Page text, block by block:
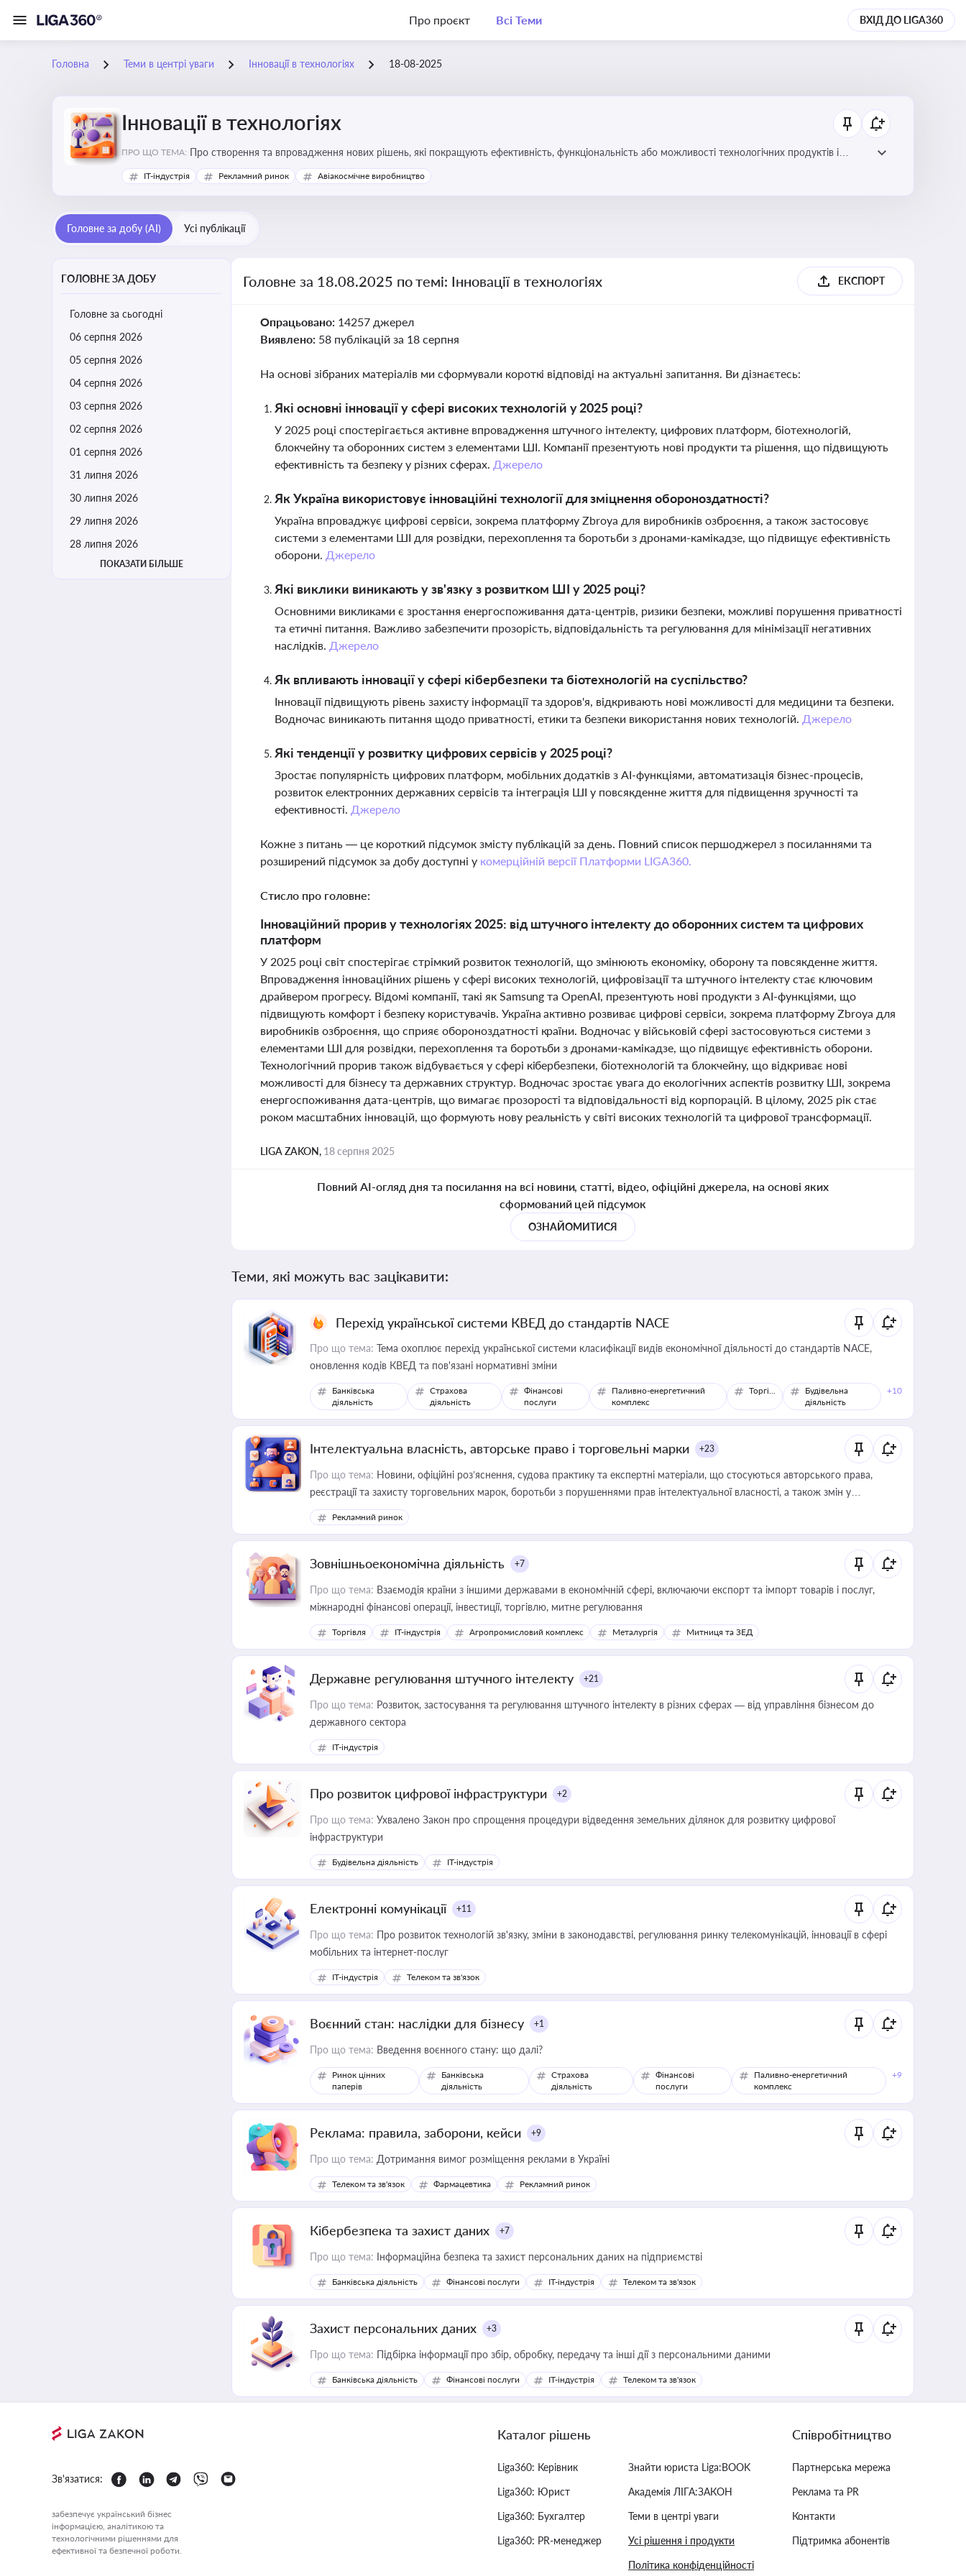
Про проєкт Всі Теми ВХІД ДО LIGA360
Головна Теми в центрі уваги Інновації в технологіях 18-08-2025
Інновації в технологіях
ПРО ЩО ТЕМА: Про створення та впровадження нових рішень, які покращують ефективність, функціональність або можливості технологічних продуктів і
процесів. Штучний інтелект та його використання
IT-індустрія Рекламний ринок Авіакосмічне виробництво
Головне за добу (AI) Усі публікації
ГОЛОВНЕ ЗА ДОБУ
Головне за сьогодні
06 серпня 2026
05 серпня 2026
04 серпня 2026
03 серпня 2026
02 серпня 2026
01 серпня 2026
31 липня 2026
30 липня 2026
29 липня 2026
28 липня 2026
ПОКАЗАТИ БІЛЬШЕ
Головне за 18.08.2025 по темі: Інновації в технологіях ЕКСПОРТ
Опрацьовано: 14257 джерел
Виявлено: 58 публікацій за 18 серпня
На основі зібраних матеріалів ми сформували короткі відповіді на актуальні запитання. Ви дізнаєтесь:
Які основні інновації у сфері високих технологій у 2025 році?
У 2025 році спостерігається активне впровадження штучного інтелекту, цифрових платформ, біотехнологій,
блокчейну та оборонних систем з елементами ШІ. Компанії презентують нові продукти та рішення, що підвищують
ефективність та безпеку у різних сферах. Джерело
Як Україна використовує інноваційні технології для зміцнення обороноздатності?
Україна впроваджує цифрові сервіси, зокрема платформу Zbroya для виробників озброєння, а також застосовує
системи з елементами ШІ для розвідки, перехоплення та боротьби з дронами-камікадзе, що підвищує ефективність
оборони. Джерело
Які виклики виникають у зв'язку з розвитком ШІ у 2025 році?
Основними викликами є зростання енергоспоживання дата-центрів, ризики безпеки, можливі порушення приватності
та етичні питання. Важливо забезпечити прозорість, відповідальність та регулювання для мінімізації негативних
наслідків. Джерело
Як впливають інновації у сфері кібербезпеки та біотехнологій на суспільство?
Інновації підвищують рівень захисту інформації та здоров'я, відкривають нові можливості для медицини та безпеки.
Водночас виникають питання щодо приватності, етики та безпеки використання нових технологій. Джерело
Які тенденції у розвитку цифрових сервісів у 2025 році?
Зростає популярність цифрових платформ, мобільних додатків з AI-функціями, автоматизація бізнес-процесів,
розвиток електронних державних сервісів та інтеграція ШІ у повсякденне життя для підвищення зручності та
ефективності. Джерело
Кожне з питань — це короткий підсумок змісту публікацій за день. Повний список першоджерел з посиланнями та
розширений підсумок за добу доступні у комерційній версії Платформи LIGA360.
Стисло про головне:
Інноваційний прорив у технологіях 2025: від штучного інтелекту до оборонних систем та цифрових
платформ
У 2025 році світ спостерігає стрімкий розвиток технологій, що змінюють економіку, оборону та повсякденне життя.
Впровадження інноваційних рішень у сфері високих технологій, цифровізації та штучного інтелекту стає ключовим
драйвером прогресу. Відомі компанії, такі як Samsung та OpenAI, презентують нові продукти з AI-функціями, що
підвищують комфорт і безпеку користувачів. Україна активно розвиває цифрові сервіси, зокрема платформу Zbroya для
виробників озброєння, що сприяє обороноздатності країни. Водночас у військовій сфері застосовуються системи з
елементами ШІ для розвідки, перехоплення та боротьби з дронами-камікадзе, що підвищує ефективність оборони.
Технологічний прорив також відбувається у сфері кібербезпеки, біотехнологій та блокчейну, що відкриває нові
можливості для бізнесу та державних структур. Водночас зростає увага до екологічних аспектів розвитку ШІ, зокрема
енергоспоживання дата-центрів, що вимагає прозорості та відповідальності від корпорацій. В цілому, 2025 рік стає
роком масштабних інновацій, що формують нову реальність у світі високих технологій та цифрової трансформації.
LIGA ZAKON, 18 серпня 2025
Повний AI-огляд дня та посилання на всі новини, статті, відео, офіційні джерела, на основі яких
сформований цей підсумок
ОЗНАЙОМИТИСЯ
Теми, які можуть вас зацікавити:
Перехід української системи КВЕД до стандартів NACE
Про що тема: Тема охоплює перехід української системи класифікації видів економічної діяльності до стандартів NACE,
оновлення кодів КВЕД та пов'язані нормативні зміни
Банківська
діяльність
Страхова
діяльність
Фінансові
послуги
Паливно-енергетичний
комплекс
Торгівля
Будівельна
діяльність
+10
Інтелектуальна власність, авторське право і торговельні марки +23
Про що тема: Новини, офіційні роз’яснення, судова практику та експертні матеріали, що стосуються авторського права,
реєстрації та захисту торговельних марок, боротьби з порушеннями прав інтелектуальної власності, а також змін у
законодавстві у цій сфері
Рекламний ринок
Зовнішньоекономічна діяльність +7
Про що тема: Взаємодія країни з іншими державами в економічній сфері, включаючи експорт та імпорт товарів і послуг,
міжнародні фінансові операції, інвестиції, торгівлю, митне регулювання
Торгівля IT-індустрія Агропромисловий комплекс Металургія Митниця та ЗЕД
Державне регулювання штучного інтелекту +21
Про що тема: Розвиток, застосування та регулювання штучного інтелекту в різних сферах — від управління бізнесом до
державного сектора
IT-індустрія
Про розвиток цифрової інфраструктури +2
Про що тема: Ухвалено Закон про спрощення процедури відведення земельних ділянок для розвитку цифрової
інфраструктури
Будівельна діяльність IT-індустрія
Електронні комунікації +11
Про що тема: Про розвиток технологій зв'язку, зміни в законодавстві, регулювання ринку телекомунікацій, інновації в сфері
мобільних та інтернет-послуг
IT-індустрія Телеком та зв'язок
Воєнний стан: наслідки для бізнесу +1
Про що тема: Введення воєнного стану: що далі?
Ринок цінних
паперів
Банківська
діяльність
Страхова
діяльність
Фінансові
послуги
Паливно-енергетичний
комплекс
+9
Реклама: правила, заборони, кейси +9
Про що тема: Дотримання вимог розміщення реклами в Україні
Телеком та зв'язок Фармацевтика Рекламний ринок
Кібербезпека та захист даних +7
Про що тема: Інформаційна безпека та захист персональних даних на підприємстві
Банківська діяльність Фінансові послуги IT-індустрія Телеком та зв'язок
Захист персональних даних +3
Про що тема: Підбірка інформації про збір, обробку, передачу та інші дії з персональними даними
Банківська діяльність Фінансові послуги IT-індустрія Телеком та зв'язок
Зв'язатися:
забезпечує український бізнес
інформацією, аналітикою та
технологічними рішеннями для
ефективної та безпечної роботи.
Каталог рішень
Liga360: Керівник
Liga360: Юрист
Liga360: Бухгалтер
Liga360: PR-менеджер
Знайти юриста Liga:BOOK
Академія ЛІГА:ЗАКОН
Теми в центрі уваги
Усі рішення і продукти
Політика конфіденційності
Співробітництво
Партнерська мережа
Реклама та PR
Контакти
Підтримка абонентів